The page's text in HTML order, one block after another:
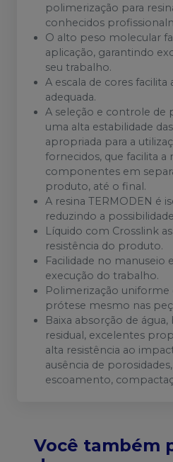
polimerização para
conhecidos
O alto peso molecular
aplicação, garantindo
seu trabalho.
A escala de cores facilita
adequada.
A seleção e controle
uma alta estabilidade
apropriada para a
fornecidos, que facilita a
componentes em
produto, até o final.
A resina TERMODEN é
reduzindo a
Líquido com Crosslink
resistência do produto.
Facilidade no manuseio
execução do trabalho.
Polimerização uniforme
prótese mesmo nas
Baixa absorção de
residual, excelentes
alta resistência ao
ausência de
escoamento,
Você também